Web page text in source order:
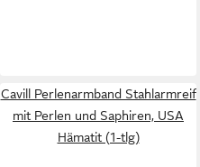
Cavill Perlenarmband Stahlarmreif
mit Perlen und Saphiren, USA
Hämatit (1-tlg)